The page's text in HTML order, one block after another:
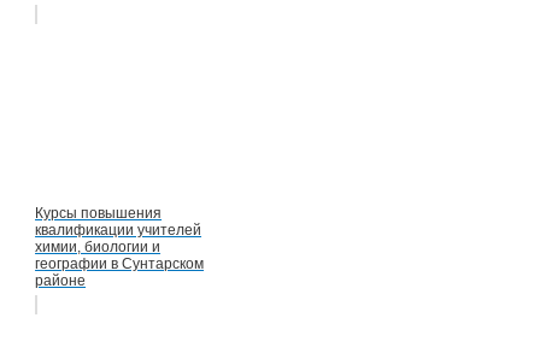
Курсы повышения
квалификации учителей
химии, биологии и
географии в Сунтарском
районе